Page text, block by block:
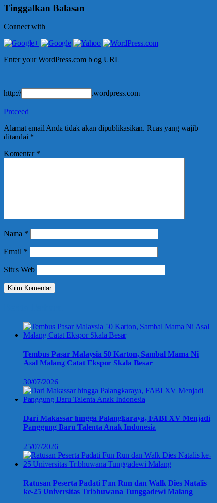
Tinggalkan Balasan
Connect with
Enter your WordPress.com blog URL
http:// .wordpress.com
Proceed
Alamat email Anda tidak akan dipublikasikan. Ruas yang wajib
ditandai *
Komentar *
Nama *
Email *
Situs Web
Tembus Pasar Malaysia 50 Karton, Sambal Mama Ni
Asal Malang Catat Ekspor Skala Besar
30/07/2026
Dari Makassar hingga Palangkaraya, FABI XV Menjadi
Panggung Baru Talenta Anak Indonesia
25/07/2026
Ratusan Peserta Padati Fun Run dan Walk Dies Natalis
ke-25 Universitas Tribhuwana Tunggadewi Malang